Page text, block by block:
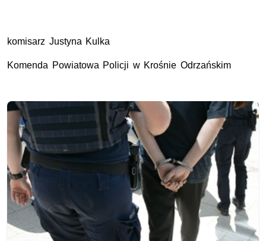
komisarz Justyna Kulka
Komenda Powiatowa Policji w Krośnie Odrzańskim